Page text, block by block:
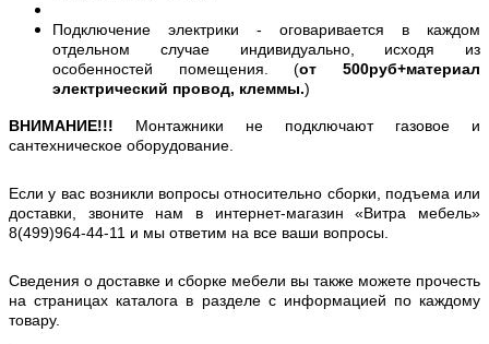
Подключение электрики - оговаривается в каждом
отдельном случае индивидуально, исходя из
особенностей помещения. (от 500руб+материал
электрический провод, клеммы.)
ВНИМАНИЕ!!! Монтажники не подключают газовое и
сантехническое оборудование.
Если у вас возникли вопросы относительно сборки, подъема или
доставки, звоните нам в интернет-магазин «Витра мебель»
8(499)964-44-11 и мы ответим на все ваши вопросы.
Сведения о доставке и сборке мебели вы также можете прочесть
на страницах каталога в разделе с информацией по каждому
товару.